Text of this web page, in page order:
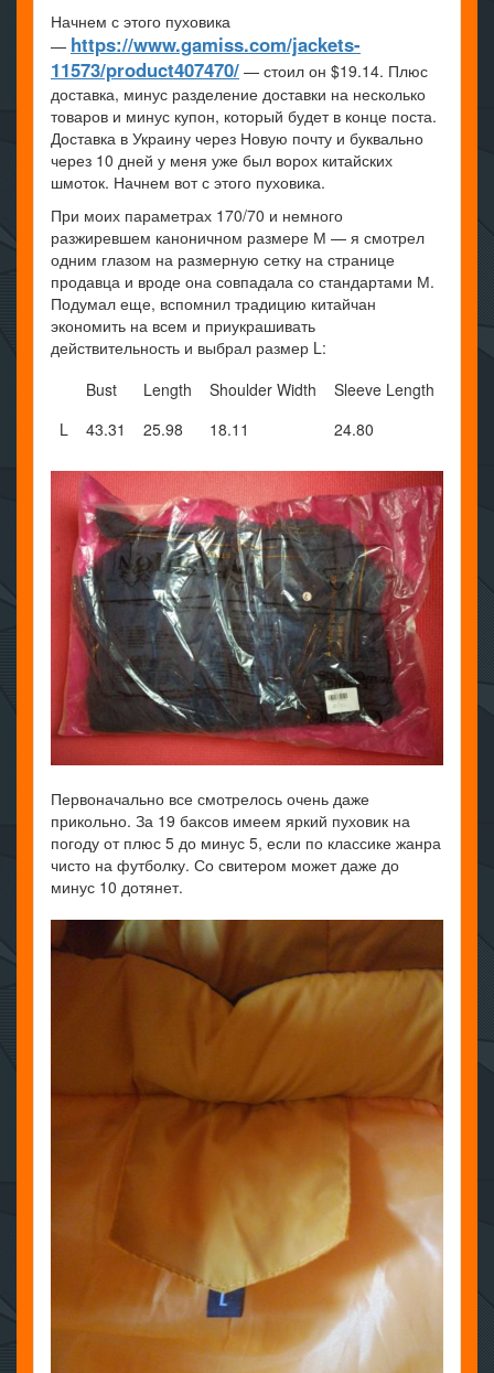
Начнем с этого пуховика
— https://www.gamiss.com/jackets-
11573/product407470/ — стоил он $19.14. Плюс
доставка, минус разделение доставки на несколько
товаров и минус купон, который будет в конце поста.
Доставка в Украину через Новую почту и буквально
через 10 дней у меня уже был ворох китайских
шмоток. Начнем вот с этого пуховика.
При моих параметрах 170/70 и немного
разжиревшем каноничном размере М — я смотрел
одним глазом на размерную сетку на странице
продавца и вроде она совпадала со стандартами М.
Подумал еще, вспомнил традицию китайчан
экономить на всем и приукрашивать
действительность и выбрал размер L:
Bust
Length Shoulder Width
Sleeve Length
L
43.31 25.98 18.11 24.80
Первоначально все смотрелось очень даже
прикольно. За 19 баксов имеем яркий пуховик на
погоду от плюс 5 до минус 5, если по классике жанра
чисто на футболку. Со свитером может даже до
минус 10 дотянет.